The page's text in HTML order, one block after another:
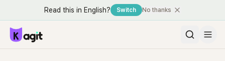
Read this in English? Switch No thanks